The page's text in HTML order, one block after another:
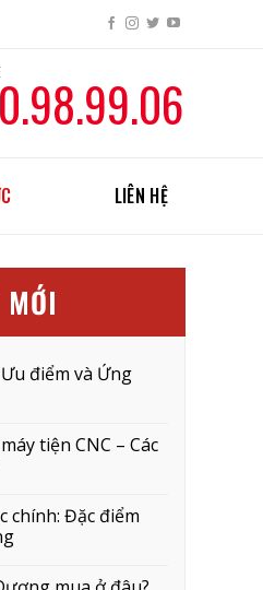
LIÊN HỆ
điểm và Ứng
tiện CNC – Các
chính: Đặc điểm